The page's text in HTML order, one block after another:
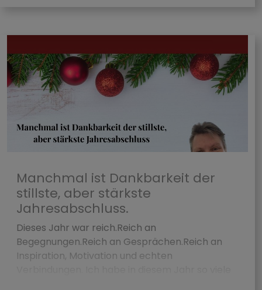
Manchmal ist Dankbarkeit der
stillste, aber stärkste
Jahresabschluss.
Dieses Jahr war reich.Reich an
Begegnungen.Reich an Gesprächen.Reich an
Inspiration, Motivation und echten